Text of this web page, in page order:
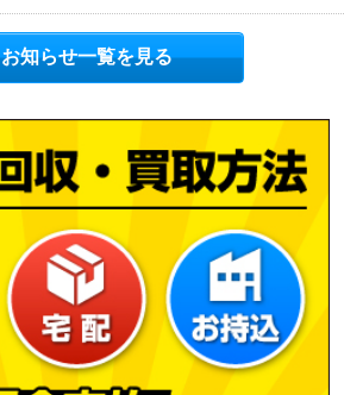
お知らせ一覧を見る